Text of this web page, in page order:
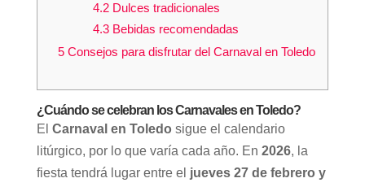
4.2Dulces tradicionales
4.3Bebidas recomendadas
5Consejos para disfrutar del Carnaval en Toledo
¿Cuándo se celebran los Carnavales en Toledo?
El Carnaval en Toledo sigue el calendario
litúrgico, por lo que varía cada año. En 2026, la
fiesta tendrá lugar entre el jueves 27 de febrero y